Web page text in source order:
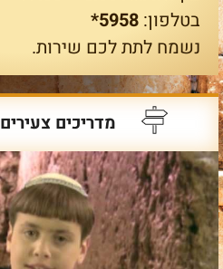
בטלפון: 5958*
נשמח לתת לכם שירות.
מדריכים צעירים